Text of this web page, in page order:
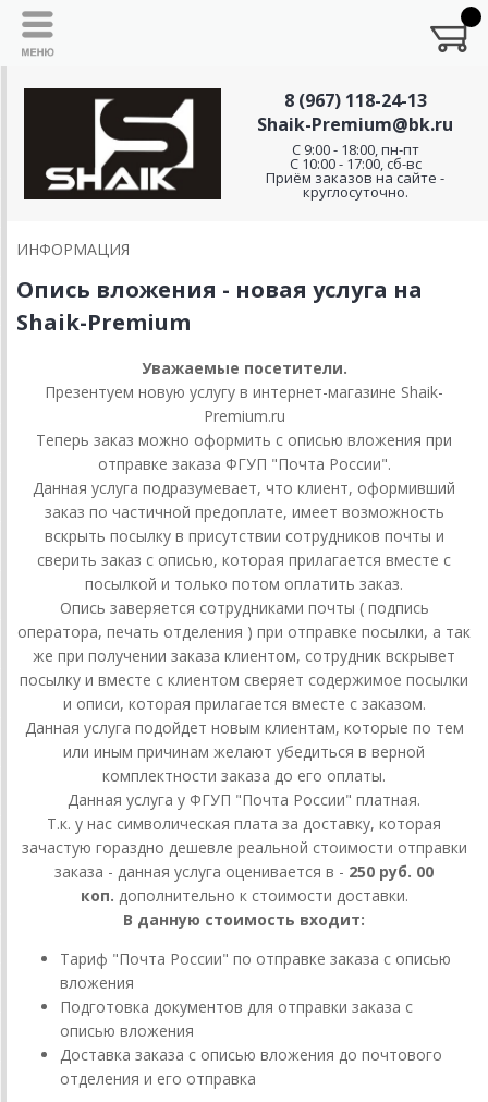
8 (967) 118-24-13
Shaik-Premium@bk.ru
C 9:00 - 18:00, пн-пт
С 10:00 - 17:00, сб-вс
Приём заказов на сайте -
круглосуточно.
ИНФОРМАЦИЯ
Опись вложения - новая услуга на
Shaik-Premium
Уважаемые посетители.
Презентуем новую услугу в интернет-магазине Shaik-
Premium.ru
Теперь заказ можно оформить с описью вложения при
отправке заказа ФГУП "Почта России".
Данная услуга подразумевает, что клиент, оформивший
заказ по частичной предоплате, имеет возможность
вскрыть посылку в присутствии сотрудников почты и
сверить заказ с описью, которая прилагается вместе с
посылкой и только потом оплатить заказ.
Опись заверяется сотрудниками почты ( подпись
оператора, печать отделения ) при отправке посылки, а так
же при получении заказа клиентом, сотрудник вскрывет
посылку и вместе с клиентом сверяет содержимое посылки
и описи, которая прилагается вместе с заказом.
Данная услуга подойдет новым клиентам, которые по тем
или иным причинам желают убедиться в верной
комплектности заказа до его оплаты.
Данная услуга у ФГУП "Почта России" платная.
Т.к. у нас символическая плата за доставку, которая
зачастую гораздно дешевле реальной стоимости отправки
заказа - данная услуга оценивается в - 250 руб. 00
коп. дополнительно к стоимости доставки.
В данную стоимость входит:
Тариф "Почта России" по отправке заказа с описью
вложения
Подготовка документов для отправки заказа с
описью вложения
Доставка заказа с описью вложения до почтового
отделения и его отправка